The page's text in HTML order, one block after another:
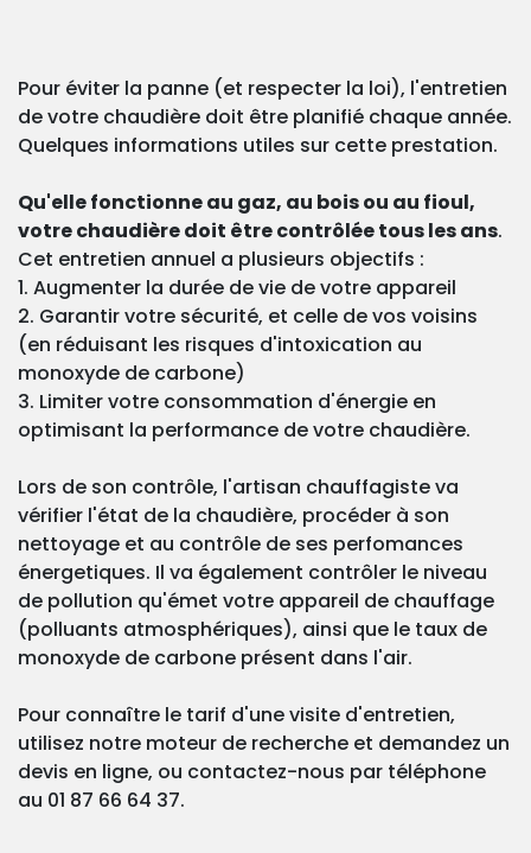
Pour éviter la panne (et respecter la loi), l'entretien
de votre chaudière doit être planifié chaque année.
Quelques informations utiles sur cette prestation.
Qu'elle fonctionne au gaz, au bois ou au fioul,
votre chaudière doit être contrôlée tous les ans.
Cet entretien annuel a plusieurs objectifs :
1. Augmenter la durée de vie de votre appareil
2. Garantir votre sécurité, et celle de vos voisins
(en réduisant les risques d'intoxication au
monoxyde de carbone)
3. Limiter votre consommation d'énergie en
optimisant la performance de votre chaudière.
Lors de son contrôle, l'artisan chauffagiste va
vérifier l'état de la chaudière, procéder à son
nettoyage et au contrôle de ses perfomances
énergetiques. Il va également contrôler le niveau
de pollution qu'émet votre appareil de chauffage
(polluants atmosphériques), ainsi que le taux de
monoxyde de carbone présent dans l'air.
Pour connaître le tarif d'une visite d'entretien,
utilisez notre moteur de recherche et demandez un
devis en ligne, ou contactez-nous par téléphone
au 01 87 66 64 37.